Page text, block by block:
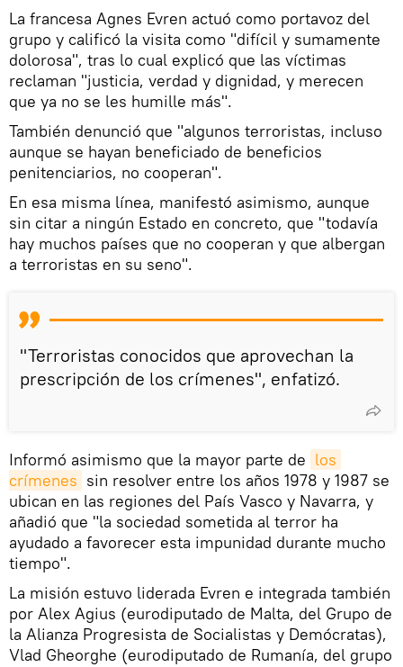
La francesa Agnes Evren actuó como portavoz del
grupo y calificó la visita como "difícil y sumamente
dolorosa", tras lo cual explicó que las víctimas
reclaman "justicia, verdad y dignidad, y merecen
que ya no se les humille más".
También denunció que "algunos terroristas, incluso
aunque se hayan beneficiado de beneficios
penitenciarios, no cooperan".
En esa misma línea, manifestó asimismo, aunque
sin citar a ningún Estado en concreto, que "todavía
hay muchos países que no cooperan y que albergan
a terroristas en su seno".
"Terroristas conocidos que aprovechan la
prescripción de los crímenes", enfatizó.
Informó asimismo que la mayor parte de los
crímenes sin resolver entre los años 1978 y 1987 se
ubican en las regiones del País Vasco y Navarra, y
añadió que "la sociedad sometida al terror ha
ayudado a favorecer esta impunidad durante mucho
tiempo".
La misión estuvo liderada Evren e integrada también
por Alex Agius (eurodiputado de Malta, del Grupo de
la Alianza Progresista de Socialistas y Demócratas),
Vlad Gheorghe (eurodiputado de Rumanía, del grupo